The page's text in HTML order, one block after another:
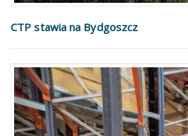
CTP stawia na Bydgoszcz